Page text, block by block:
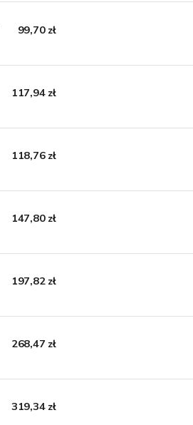
99,70 zł
117,94 zł
118,76 zł
147,80 zł
197,82 zł
268,47 zł
319,34 zł